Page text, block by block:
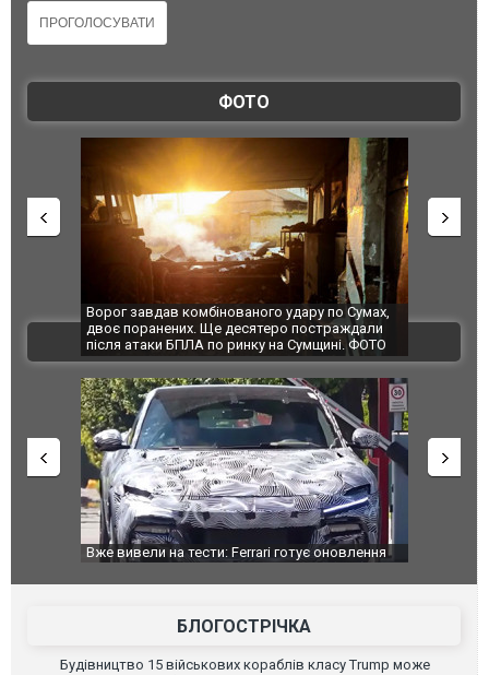
ФОТО
За 2000 кілометрів від кордону з Україною: в
Єкатеринбурзі після атаки дронів загорівся
склад Wildberries. ФОТО. ВІДЕО
"Мої
ВІДЕО
Вийшов трейлер нової екранізації легендарного
БЛОГОСТРІЧКА
Будівництво 15 військових кораблів класу Trump може